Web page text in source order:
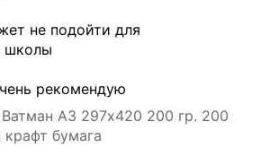
не подойти для
школы
рекомендую
А3 297х420 200 гр. 200
крафт бумага